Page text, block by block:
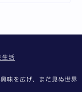
生活
味を広げ、まだ見ぬ世界